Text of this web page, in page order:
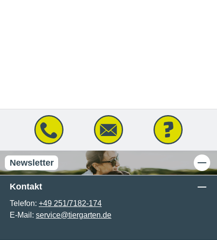
Newsletter
Kontakt
Telefon: +49 251/7182-174
E-Mail: service@tiergarten.de